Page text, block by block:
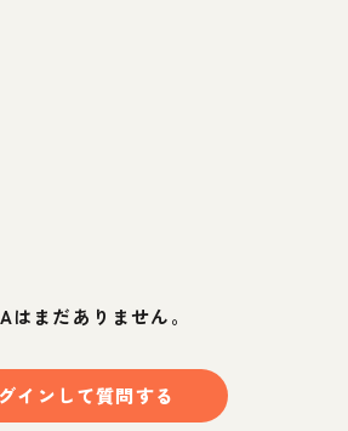
まだありません。
インして質問する